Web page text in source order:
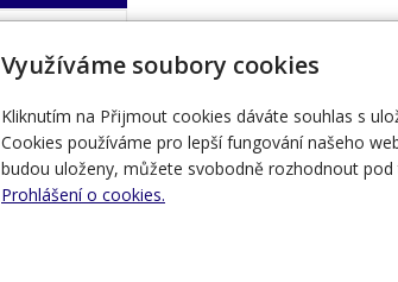
+420 221 474 111
Využíváme soubory cookies
Kliknutím na Přijmout cookies dáváte souhlas s
Cookies používáme pro lepší fungování našeho
budou uloženy, můžete svobodně rozhodnout
Prohlášení o cookies.